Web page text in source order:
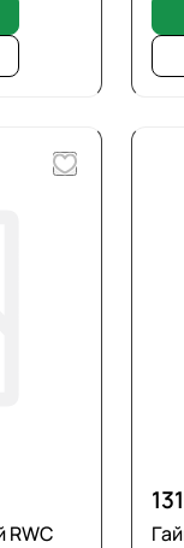
RWC